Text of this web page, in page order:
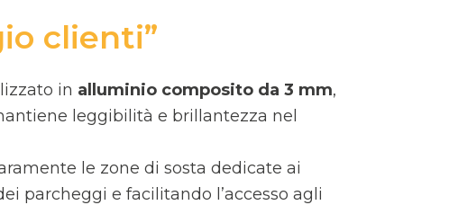
clienti”
in alluminio composito da 3 mm,
leggibilità e brillantezza nel
le zone di sosta dedicate ai
parcheggi e facilitando l’accesso agli